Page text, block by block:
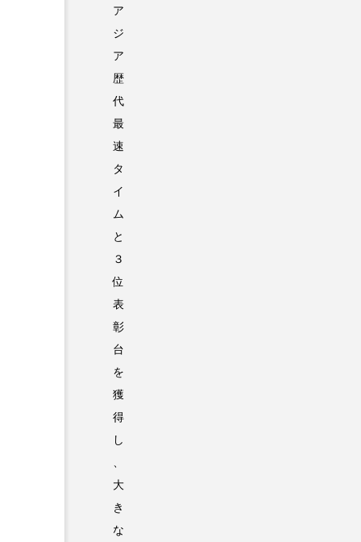
ア
ジ
ア
歴
代
最
速
タ
イ
ム
と
３
位
表
彰
台
を
獲
得
し
大
き
な